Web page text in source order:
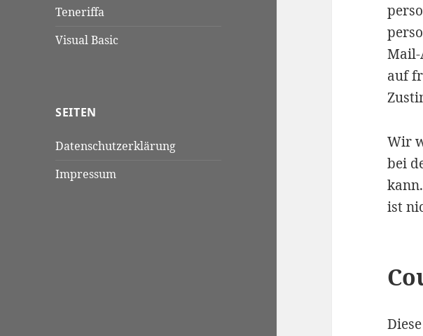
Teneriffa
Visual Basic
SEITEN
Datenschutzerklärung
Impressum
Mail-
auf
Wir
bei
ist